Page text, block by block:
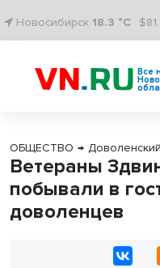
Новосибирск 18.3 °C
Все
ОБЩЕСТВО →
Ветераны
побывали в
доволенцев